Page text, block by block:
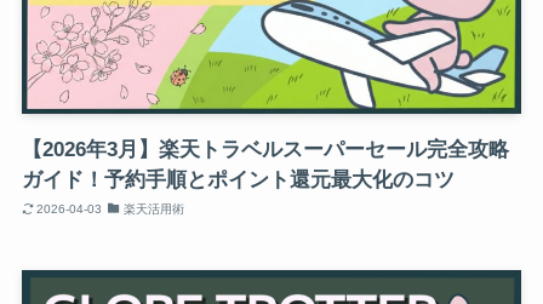
【2026年3月】楽天トラベルスーパーセール完全攻略
ガイド！予約手順とポイント還元最大化のコツ
2026-04-03 楽天活用術